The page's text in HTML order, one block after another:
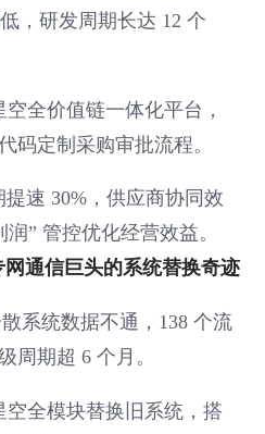
，研发周期长达 12 个
全价值链一体化平台，
码定制采购审批流程。
速 30%，供应商协同效
” 管控优化经营效益。
通信巨头的系统替换奇迹
系统数据不通，138 个流
周期超 6 个月。
全模块替换旧系统，搭